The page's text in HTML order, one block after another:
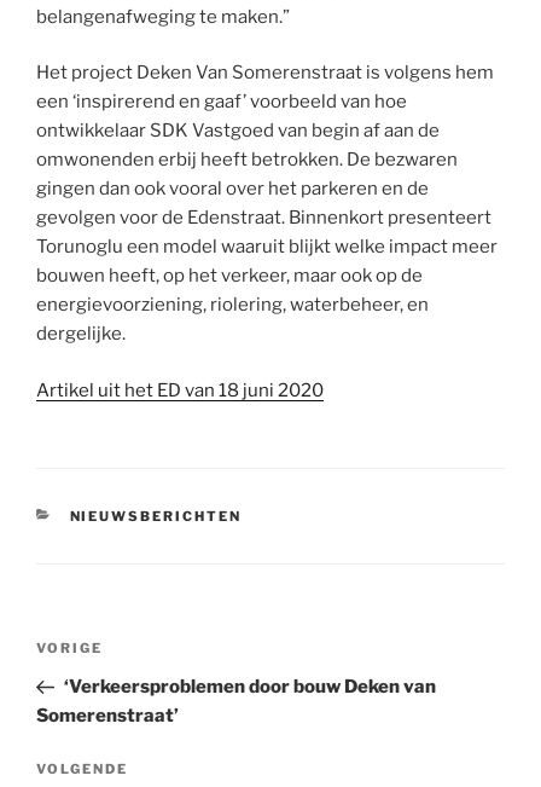
belangenafweging te maken.”
Het project Deken Van Somerenstraat is volgens hem
een ‘inspirerend en gaaf’ voorbeeld van hoe
ontwikkelaar SDK Vastgoed van begin af aan de
omwonenden erbij heeft betrokken. De bezwaren
gingen dan ook vooral over het parkeren en de
gevolgen voor de Edenstraat. Binnenkort presenteert
Torunoglu een model waaruit blijkt welke impact meer
bouwen heeft, op het verkeer, maar ook op de
energievoorziening, riolering, waterbeheer, en
dergelijke.
Artikel uit het ED van 18 juni 2020
CATEGORIEËN
NIEUWSBERICHTEN
Bericht
Vorig
bericht
VORIGE
‘Verkeersproblemen door bouw Deken van
Somerenstraat’
Volgend
VOLGENDE